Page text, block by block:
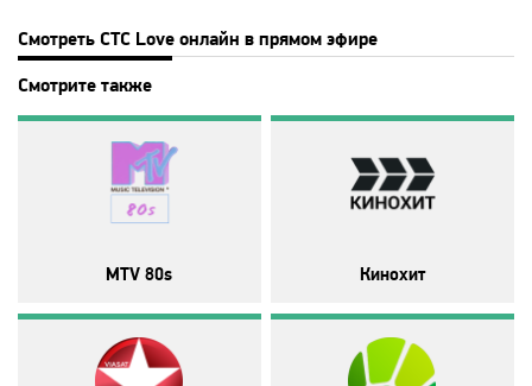
Ani
BBC World News
Boomerang
Смотреть СТС Love онлайн в прямом эфире
Смотрите также
MTV 80s Кинохит